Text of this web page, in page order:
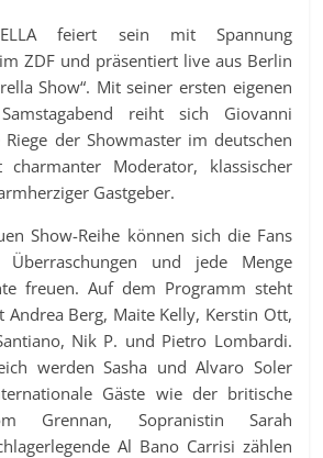
feiert sein mit Spannung
ZDF und präsentiert live aus Berlin
Show“. Mit seiner ersten eigenen
reiht sich Giovanni
der Showmaster im deutschen
charmanter Moderator, klassischer
Gastgeber.
Show-Reihe können sich die Fans
und jede Menge
freuen. Auf dem Programm steht
Andrea Berg, Maite Kelly, Kerstin Ott,
Nik P. und Pietro Lombardi.
werden Sasha und Alvaro Soler
Gäste wie der britische
Grennan, Sopranistin Sarah
Al Bano Carrisi zählen